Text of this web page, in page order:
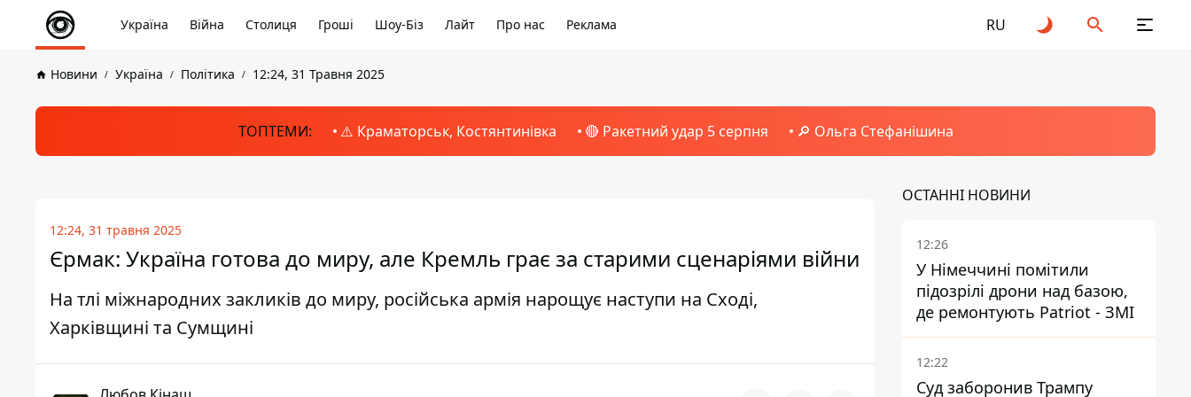
Україна Війна Столиця Гроші Шоу-Біз Лайт Про нас Реклама RU
Новини Україна Політика 12:24, 31 Травня 2025
ТОПТЕМИ: ⚠️ Краматорськ, Костянтинівка 🔴 Ракетний удар 5 серпня 🔎 Ольга Стефанішина
12:24, 31 травня 2025
Єрмак: Україна готова до миру, але Кремль грає за старими сценаріями війни
На тлі міжнародних закликів до миру, російська армія нарощує наступи на Сході,
Харківщині та Сумщині
ОСТАННІ НОВИНИ
12:26
У Німеччині помітили
підозрілі дрони над базою,
де ремонтують Patriot - ЗМІ
12:22
Суд заборонив Трампу